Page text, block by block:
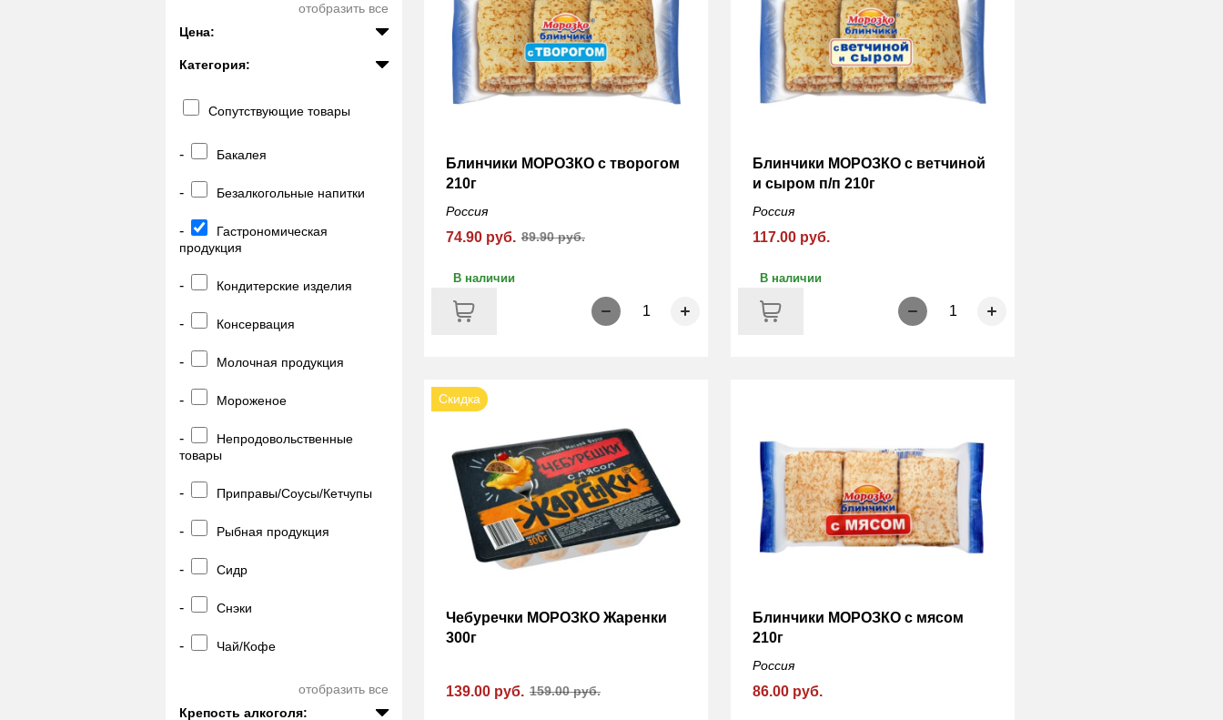
отобразить все
Цена:
Категория:
Сопутствующие товары
- Бакалея
- Безалкогольные напитки
-
Гастрономическая
продукция
- Кондитерские изделия
- Консервация
- Молочная продукция
- Мороженое
-
Непродовольственные
товары
- Приправы/Соусы/Кетчупы
- Рыбная продукция
- Сидр
- Снэки
- Чай/Кофе
отобразить все
Крепость алкоголя:
Блинчики МОРОЗКО с творогом
210г
Россия
74.90 руб. 89.90 руб.
В наличии
1
Блинчики МОРОЗКО с ветчиной
и сыром п/п 210г
Россия
117.00 руб.
В наличии
1
Скидка
Чебуречки МОРОЗКО Жаренки
300г
139.00 руб. 159.00 руб.
Блинчики МОРОЗКО с мясом
210г
Россия
86.00 руб.